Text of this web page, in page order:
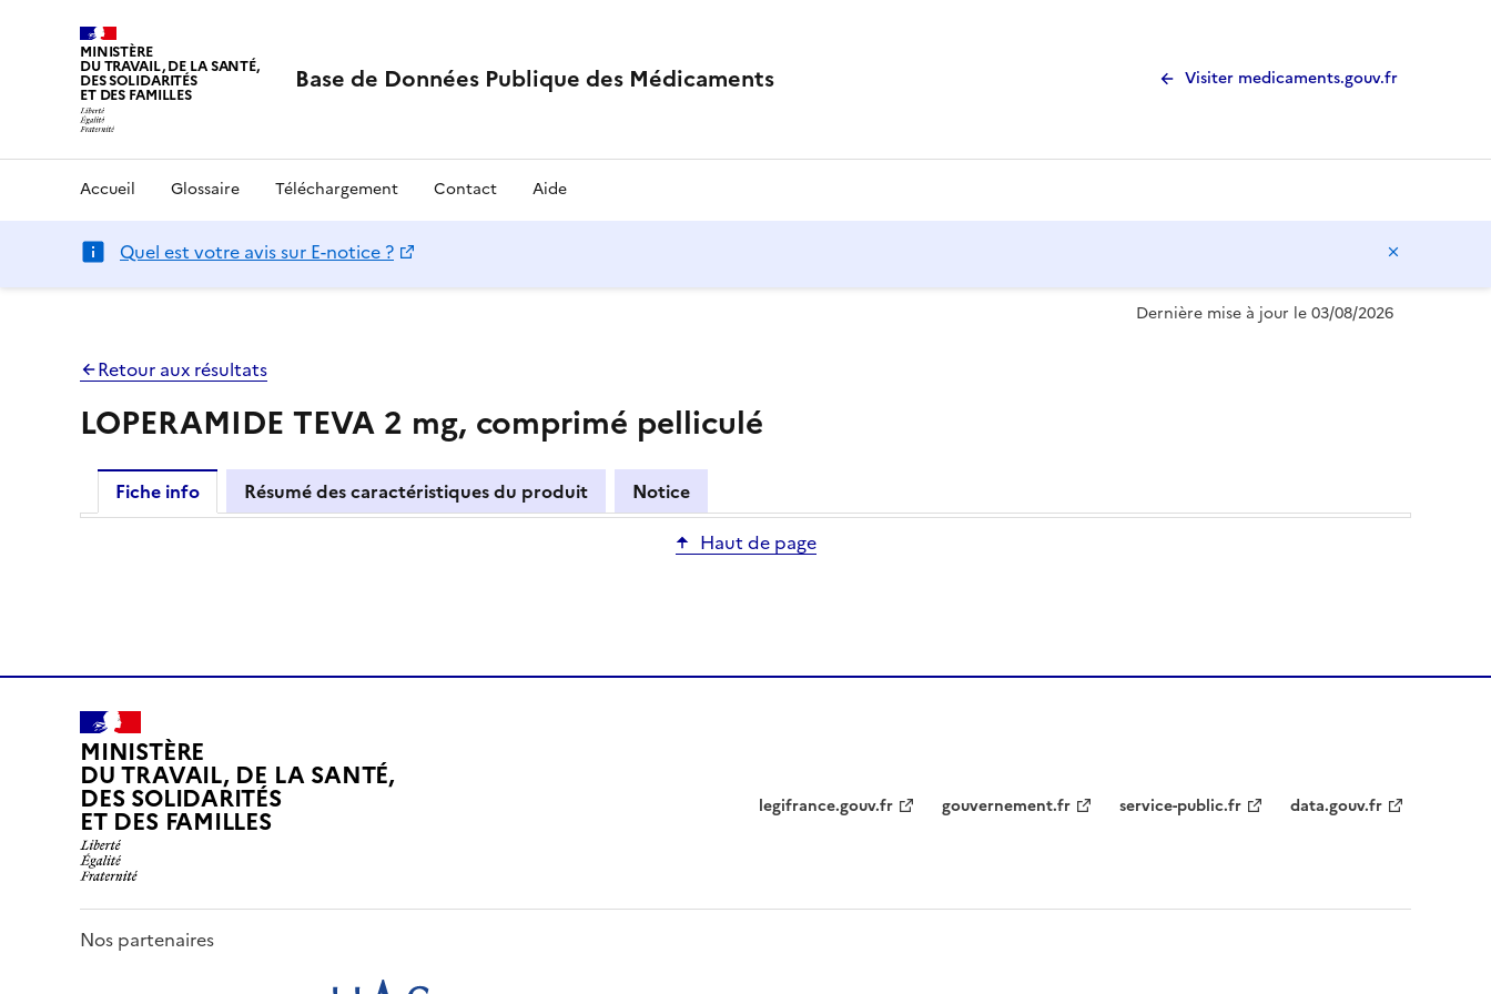
MINISTÈRE
DU TRAVAIL, DE LA SANTÉ,
DES SOLIDARITÉS
ET DES FAMILLES Base de Données Publique des Médicaments Visiter medicaments.gouv.fr
Accueil Glossaire Téléchargement Contact Aide
Quel est votre avis sur E-notice ?
Dernière mise à jour le 03/08/2026
Retour aux résultats
LOPERAMIDE TEVA 2 mg, comprimé pelliculé
Fiche info Résumé des caractéristiques du produit
Notice
Haut de page
MINISTÈRE
DU TRAVAIL, DE LA SANTÉ,
DES SOLIDARITÉS
ET DES FAMILLES legifrance.gouv.fr gouvernement.fr service-public.fr data.gouv.fr
Nos partenaires